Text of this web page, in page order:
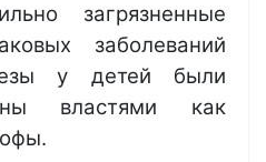
загрязненные
заболеваний
у детей были
властями как